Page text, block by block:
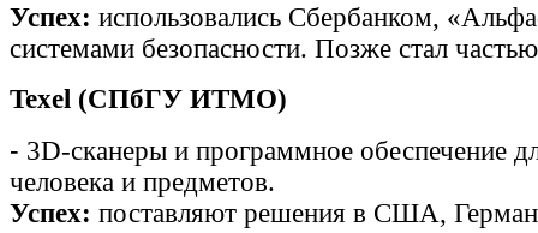
Успех: использовались Сбербанком,
системами безопасности. Позже стал
Texel (СПбГУ ИТМО)
- 3D-сканеры и программное обеспечение
человека и предметов.
Успех: поставляют решения в США,